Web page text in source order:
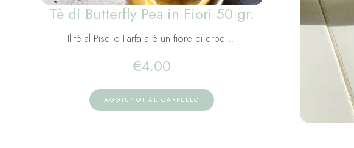
Tè di Butterfly Pea in Fiori 50 gr.
Il tè al Pisello Farfalla è un fiore di erbe …
€4.00
AGGIUNGI AL CARRELLO